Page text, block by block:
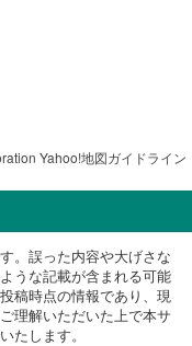
Yahoo!地図ガイドライン
。誤った内容や大げさな
うな記載が含まれる可能
稿時点の情報であり、現
理解いただいた上で本サ
たします。